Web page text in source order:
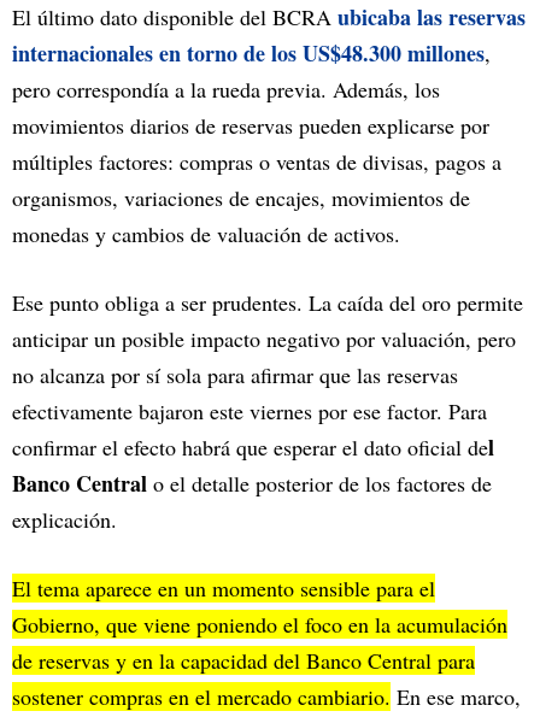
El último dato disponible del BCRA ubicaba las reservas
internacionales en torno de los US$48.300 millones,
pero correspondía a la rueda previa. Además, los
movimientos diarios de reservas pueden explicarse por
múltiples factores: compras o ventas de divisas, pagos a
organismos, variaciones de encajes, movimientos de
monedas y cambios de valuación de activos.
Ese punto obliga a ser prudentes. La caída del oro permite
anticipar un posible impacto negativo por valuación, pero
no alcanza por sí sola para afirmar que las reservas
efectivamente bajaron este viernes por ese factor. Para
confirmar el efecto habrá que esperar el dato oficial del
Banco Central o el detalle posterior de los factores de
explicación.
El tema aparece en un momento sensible para el
Gobierno, que viene poniendo el foco en la acumulación
de reservas y en la capacidad del Banco Central para
sostener compras en el mercado cambiario. En ese marco,